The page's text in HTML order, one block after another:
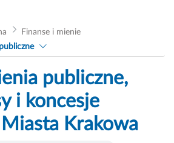
Finanse i mienie
publiczne,
i koncesje
Krakowa